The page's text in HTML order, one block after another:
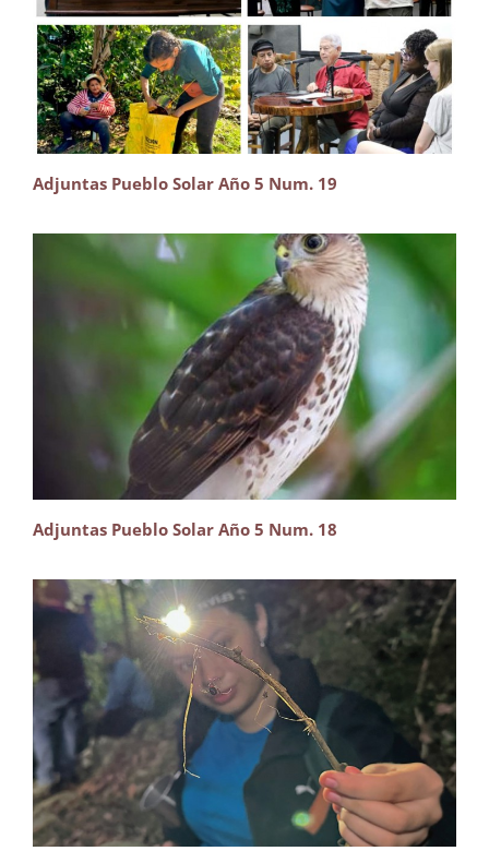
Adjuntas Pueblo Solar Año 5 Num. 19
Adjuntas Pueblo Solar Año 5 Num. 18